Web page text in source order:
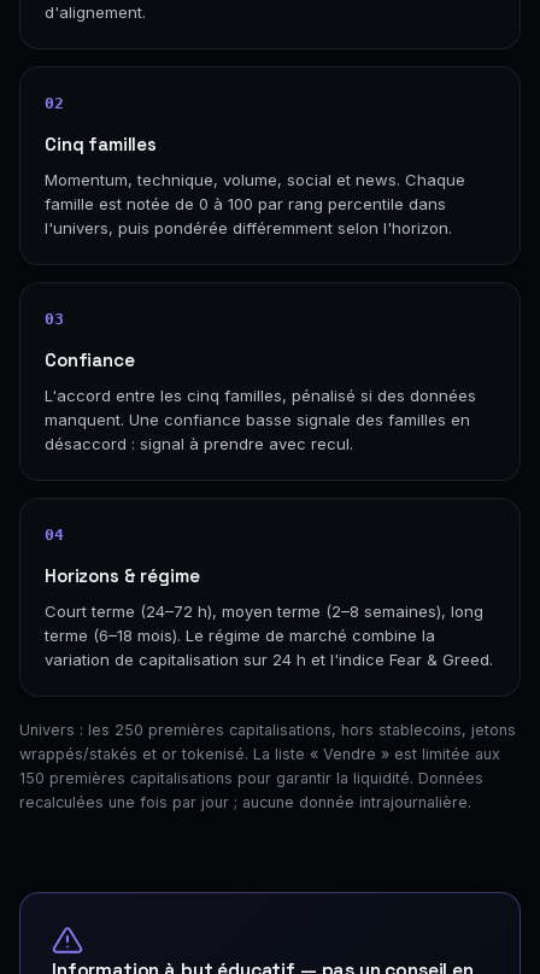
d'alignement.
02
Cinq familles
Momentum, technique, volume, social et news. Chaque
famille est notée de 0 à 100 par rang percentile dans
l'univers, puis pondérée différemment selon l'horizon.
03
Confiance
L'accord entre les cinq familles, pénalisé si des données
manquent. Une confiance basse signale des familles en
désaccord : signal à prendre avec recul.
04
Horizons & régime
Court terme (24–72 h), moyen terme (2–8 semaines), long
terme (6–18 mois). Le régime de marché combine la
variation de capitalisation sur 24 h et l'indice Fear & Greed.
Univers : les 250 premières capitalisations, hors stablecoins, jetons
wrappés/stakés et or tokenisé. La liste « Vendre » est limitée aux
150 premières capitalisations pour garantir la liquidité. Données
recalculées une fois par jour ; aucune donnée intrajournalière.